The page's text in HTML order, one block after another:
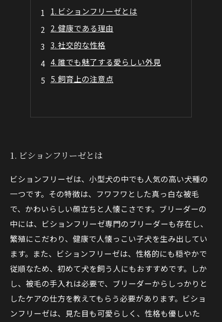
1. ビションフリーゼとは
2. 健康である理由
3. 社交的な性格
4. 誰でも魅了する愛らしい外見
5. 飼育上の注意点
1. ビションフリーゼとは
ビションフリーゼは、小型犬の中でも人気の高い犬種の
一つです。その特徴は、フワフワとした真っ白な被毛
で、かわいらしい顔立ちと人懐こさです。ブリーダーの
中には、ビションフリーゼ専門のブリーダーも存在し、
繁殖にこだわり、健康で人懐っこい子犬を生み出してい
ます。また、ビションフリーゼは、性格的にも穏やかで
従順なため、初めて犬を飼う人にもおすすめです。しか
し、被毛の手入れは必要で、ブリーダーからしっかりと
したケアの仕方を教えてもらう必要があります。ビショ
ンフリーゼは、見た目も可愛らしく、性格も優しいた